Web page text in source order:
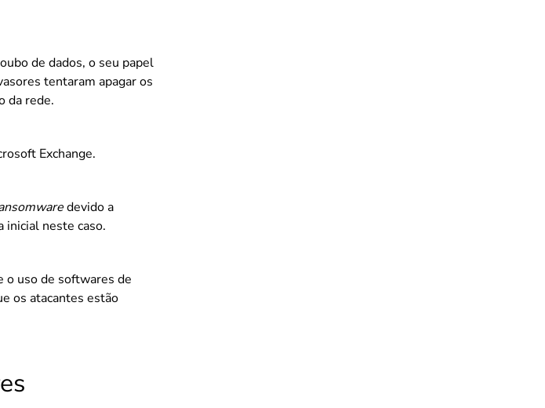
de dados, o seu papel
tentaram apagar os
da rede.
Exchange.
devido a
inicial neste caso.
o uso de softwares de
os atacantes estão